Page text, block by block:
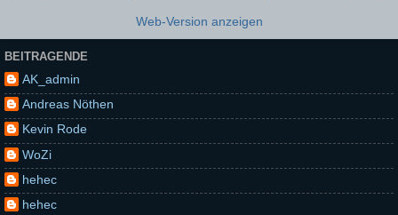
Web-Version anzeigen
BEITRAGENDE
AK_admin
Andreas Nöthen
Kevin Rode
WoZi
hehec
hehec